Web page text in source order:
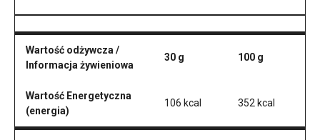
Wartość odżywcza /
Informacja żywieniowa
30 g 100 g
Wartość Energetyczna
(energia)
106 kcal 352 kcal